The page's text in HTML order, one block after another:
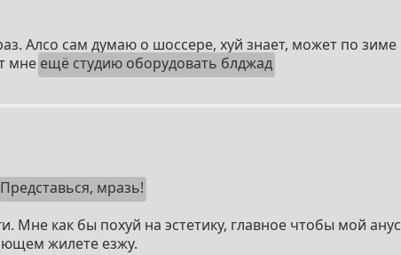
Алсо сам думаю о шоссере, хуй знает, может по зиме
мне ещё студию оборудовать блджад
Представься, мразь!
Мне как бы похуй на эстетику, главное чтобы мой анус
жилете езжу.